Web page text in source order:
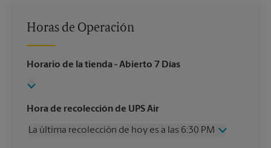
Horas de Operación
Horario de la tienda - Abierto 7 Días
Hora de recolección de UPS Air
La última recolección de hoy es a las 6:30 PM